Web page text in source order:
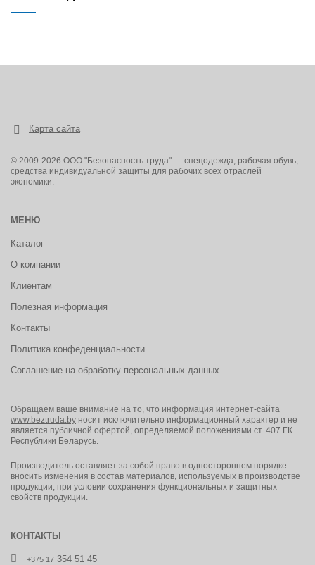
Карта сайта
© 2009-2026 ООО "Безопасность труда" — спецодежда, рабочая обувь,
средства индивидуальной защиты для рабочих всех отраслей
экономики.
МЕНЮ
Каталог
О компании
Клиентам
Полезная информация
Контакты
Политика конфеденциальности
Соглашение на обработку персональных данных
Обращаем ваше внимание на то, что информация интернет-сайта
www.beztruda.by носит исключительно информационный характер и не
является публичной офертой, определяемой положениями ст. 407 ГК
Республики Беларусь.
Производитель оставляет за собой право в одностороннем порядке
вносить изменения в состав материалов, используемых в производстве
продукции, при условии сохранения функциональных и защитных
свойств продукции.
КОНТАКТЫ
+375 17 354 51 45